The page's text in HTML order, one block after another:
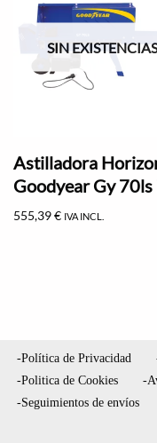
SIN EXISTENCIAS
Astilladora
Goodyear Gy
555,39€ IVA INCL.
-Política de Privacidad
-Politica de Cookies
-
-Seguimientos de envíos